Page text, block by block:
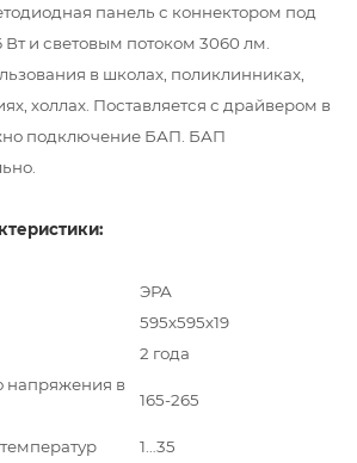
панель с коннектором под
и световым потоком 3060 лм.
в школах, поликлинниках,
холлах. Поставляется с драйвером в
подключение БАП. БАП
ЭРА
595х595х19
2 года
напряжения в
165-265
1…35